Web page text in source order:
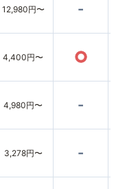
12,980円〜 -
4,400円〜 ○
4,980円〜 -
3,278円〜 -